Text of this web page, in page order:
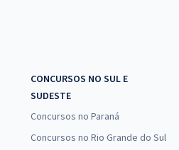
CONCURSOS NO SUL E
SUDESTE
Concursos no Paraná
Concursos no Rio Grande do Sul